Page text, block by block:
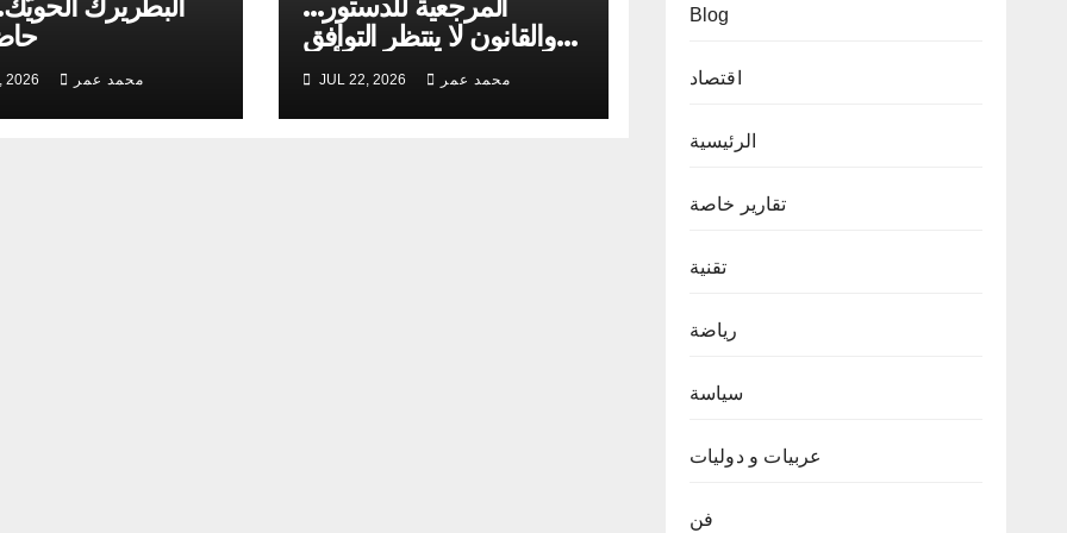
2026 محمد عمر
والقانون لا ينتظر التوافق
من أحد
JUL 22, 2026 محمد عمر
Blog
اقتصاد
الرئيسية
تقارير خاصة
تقنية
رياضة
سياسة
عربيات و دوليات
فن